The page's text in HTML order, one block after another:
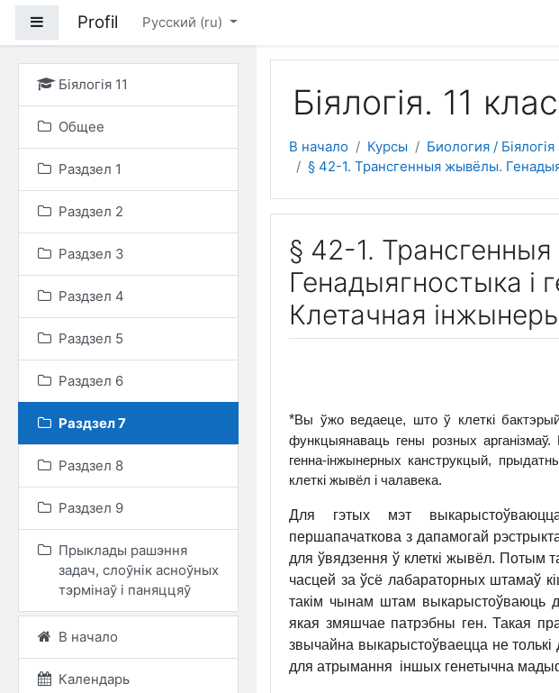
Боковая панель
Profil Русский ‎(ru)‎
Біялогія 11
Общее
Раздзел 1
Раздзел 2
Раздзел 3
Раздзел 4
Раздзел 5
Раздзел 6
Раздзел 7
Раздзел 8
Раздзел 9
Прыклады рашэння
задач, слоўнік асноўных
тэрмінаў і паняццяў
В начало
Календарь
Біялогія. 11 клас
В начало Курсы Биология / Біялогія
§ 42-1. Трансгенныя жывёлы.
§ 42-1.
Генадыягностыка і
Клетачная
*Вы ўжо ведаеце, што ў клеткі
функцыянаваць гены розных
генна-інжынерных канструкцый,
клеткі жывёл і чалавека.
Для гэтых мэт
першапачаткова з дапамогай
для ўвядзення ў клеткі жывёл. Потым
часцей за ўсё лабараторных штамаў
такім чынам штам выкарыстоўваюць
якая змяшчае патрэбны ген. Такая
звычайна выкарыстоўваецца не
для атрымання іншых генетычна